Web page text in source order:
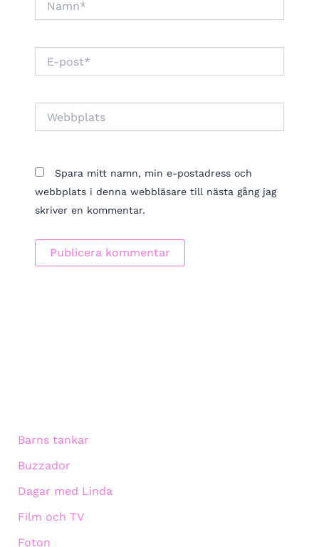
post*
Spara mitt namn, min e-postadress och
webbplats i denna webbläsare till nästa gång jag
skriver en kommentar.
Barns tankar
Buzzador
Dagar med Linda
Film och TV
Foton